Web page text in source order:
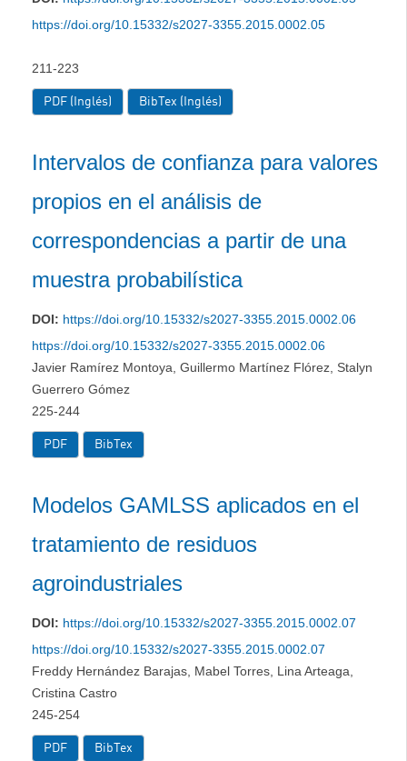
https://doi.org/10.15332/s2027-3355.2015.0002.05
211-223
PDF (Inglés) BibTex (Inglés)
Intervalos de confianza para valores
propios en el análisis de
correspondencias a partir de una
muestra probabilística
DOI: https://doi.org/10.15332/s2027-3355.2015.0002.06
https://doi.org/10.15332/s2027-3355.2015.0002.06
Javier Ramírez Montoya, Guillermo Martínez Flórez, Stalyn
Guerrero Gómez
225-244
PDF BibTex
Modelos GAMLSS aplicados en el
tratamiento de residuos
agroindustriales
DOI: https://doi.org/10.15332/s2027-3355.2015.0002.07
https://doi.org/10.15332/s2027-3355.2015.0002.07
Freddy Hernández Barajas, Mabel Torres, Lina Arteaga,
Cristina Castro
245-254
PDF BibTex